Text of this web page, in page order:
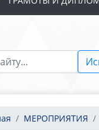
МЕРОПРИЯТИЯ